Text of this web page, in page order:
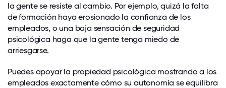
la gente se resiste al cambio. Por ejemplo, quizá la falta
de formación haya erosionado la confianza de los
empleados, o una baja sensación de seguridad
psicológica haga que la gente tenga miedo de
arriesgarse.
Puedes apoyar la propiedad psicológica mostrando a los
empleados exactamente cómo su autonomía se equilibra